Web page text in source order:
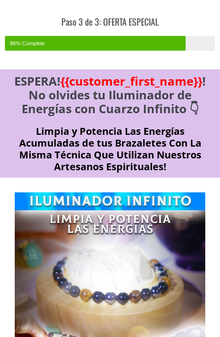
Paso 3 de 3: OFERTA ESPECIAL
86% Complete
ESPERA!{{customer_first_name}}!
No olvides tu Iluminador de
Energías con Cuarzo Infinito 👇
Limpia y Potencia Las Energías
Acumuladas de tus Brazaletes Con La
Misma Técnica Que Utilizan Nuestros
Artesanos Espirituales!